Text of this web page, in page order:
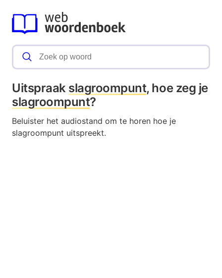
Uitspraak slagroompunt, hoe zeg je
slagroompunt?
Beluister het audiostand om te horen hoe je
slagroompunt uitspreekt.